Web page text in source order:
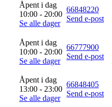
Åpent i dag
10:00 - 20:00
Se alle dager
66848220
Send e-post
Åpent i dag
10:00 - 20:00
Se alle dager
66777900
Send e-post
Åpent i dag
13:00 - 23:00
Se alle dager
66848405
Send e-post